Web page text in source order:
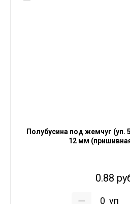
Полубусина под жемчуг (уп.
12 мм
0.88
уп